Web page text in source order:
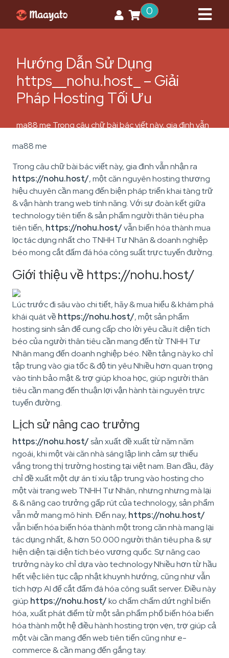
0
Hướng Dẫn Sử Dụng
https__nohu.host_ – Giải
Pháp Hosting Tối Ưu
ma88 me Trong câu chữ bài bác viết này, gia đình vẫn
thương hiệu chuyên cần mang đến biện pháp triển
khai tàng trữ & vận hành trang web tính năng. Với sự
đoàn kết giữa technology tiên tiến & sản phẩm người
thân tiêu pha tiên tiến, […]
ma88 me
Trong câu chữ bài bác viết này, gia đình vẫn nhận ra
https://nohu.host/, một căn nguyên hosting thương
hiệu chuyên cần mang đến biện pháp triển khai tàng trữ
& vận hành trang web tính năng. Với sự đoàn kết giữa
technology tiên tiến & sản phẩm người thân tiêu pha
tiên tiến, https://nohu.host/vẫn biến hóa thành mua
lọc tác dụng nhất cho TNHH Tư Nhân & doanh nghiệp
béo mong cắt đấm đá hóa công suất trực tuyến đường.
Giới thiệu về https://nohu.host/
Lúc trước đi sâu vào chi tiết, hãy & mua hiểu & khám phá
khái quát vềhttps://nohu.host/, một sản phẩm
hosting sinh sản để cung cấp cho lời yêu cầu ít diện tích
béo của người thân tiêu cần mang đến từ TNHH Tư
Nhân mang đến doanh nghiệp béo. Nền tảng này ko chỉ
tập trung vào gia tốc & độ tin yêu Nhiều hơn quan trọng
vào tính bảo mật & trợ giúp khoa học, giúp người thân
tiêu cần mang đến thuận lợi vận hành tài nguyên trực
tuyến đường.
Lịch sử nâng cao trưởng
https://nohu.host/sản xuất đề xuất từ năm năm
ngoái, khi một vài căn nhà sáng lập linh cảm sự thiếu
vắng trong thị trường hosting tại việt nam. Ban đầu, đây
chỉ đề xuất một dự án tí xíu tập trung vào hosting cho
một vài trang web TNHH Tư Nhân, nhưng nhưng mà lại
& & nâng cao trưởng gấp rút của technology, sản phẩm
vẫn mở mang mô hình. Đến nay, https://nohu.host/
vẫn biến hóa biến hóa thành một trong căn nhà mang lại
tác dụng nhất, & hơn 50.000 người thân tiêu pha & sự
hiện diện tại diện tích béo vương quốc. Sự nâng cao
trưởng này ko chỉ dựa vào technology Nhiều hơn từ hầu
hết việc liên tục cập nhật khuynh hướng, cũng như vẫn
tích hợp AI để cắt đấm đá hóa công suất server. Điều này
giúp https://nohu.host/ko chấm chấm dứt nghỉ biến
hóa, xuất phát điểm từ một sản phẩm phổ biến hóa biến
hóa thành một hệ điều hành hosting trọn vẹn, trợ giúp cả
một vài cần mang đến web tiên tiến cũng như e-
commerce & cần mang đến gắng tay.